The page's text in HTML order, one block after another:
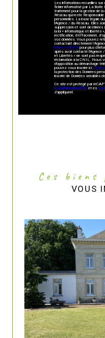
Les informations recueillies sur
fichier informatisé par La Boite
traitement pour la gestion de
Réseau qui reste
personnelles. La base légale
l'Agence / du Réseau. Elles
suppression et sont destinées
la loi « informatique et libertés
rectification, d’effacement,
vos données. Vous pouvez
contactant directement
https://cnil.fr/fr pour plus
après avoir contacté l'Agence
et Libertés » ne sont pas
réclamation à la CNIL. Nous
d'opposition au démarchage
pouvez vous inscrire ici :
la protection des Données
inscrire de Données sensibles
Ce site est protégé par
Confidentialité et es
s'appliquent.
Ces
VOUS